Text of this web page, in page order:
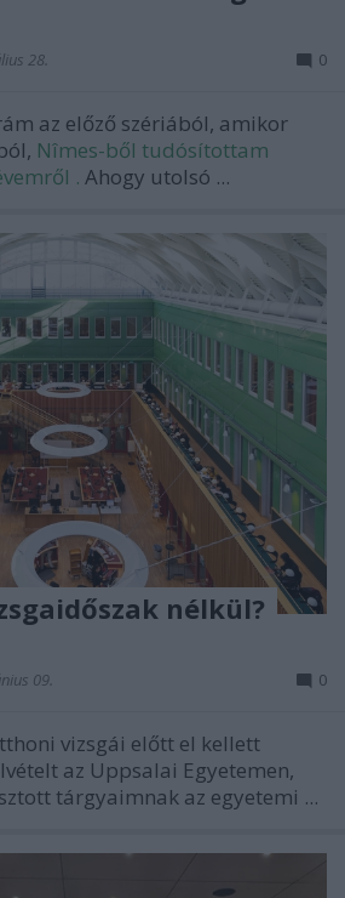
28. 0
az előző szériából, amikor
Nîmes-ből tudósítottam
. Ahogy utolsó ...
nélkül?
09. 0
vizsgái előtt el kellett
az Uppsalai Egyetemen,
tárgyaimnak az egyetemi ...